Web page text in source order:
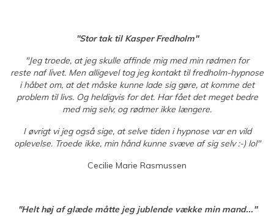
"Stor tak til Kasper Fredholm"
"Jeg troede, at jeg skulle affinde mig med min rødmen for
reste naf livet. Men alligevel tog jeg kontakt til fredholm-hypnose
i håbet om, at det måske kunne lade sig gøre, at komme det
problem til livs. Og heldigvis for det. Har fået det meget bedre
med mig selv, og rødmer ikke længere.
I øvrigt vi jeg også sige, at selve tiden i hypnose var en vild
oplevelse. Troede ikke, min hånd kunne svæve af sig selv :-) lol"
Cecilie Marie Rasmussen
"Helt høj af glæde måtte jeg jublende vække min mand..."